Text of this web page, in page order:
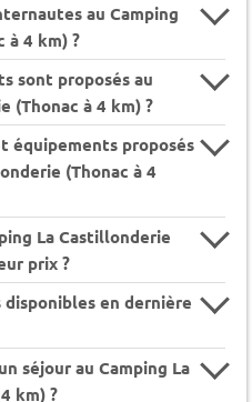
au Camping
à 4 km) ?
sont proposés au
(Thonac à 4 km) ?
équipements proposés
(Thonac à 4
La Castillonderie
prix ?
en dernière
séjour au Camping La
km) ?